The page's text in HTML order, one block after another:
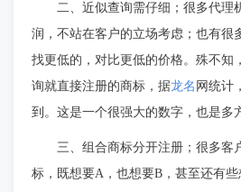
二、近似查询需仔细；很多代理
润，不站在客户的立场考虑；也有很
找更低的，对比更低的价格。殊不知
询就直接注册的商标，据龙名 网统计
到。这是一个很强大的数字，也是多
三、组合商标分开注册；很多客
标，既想要A，也想要B，甚至还有